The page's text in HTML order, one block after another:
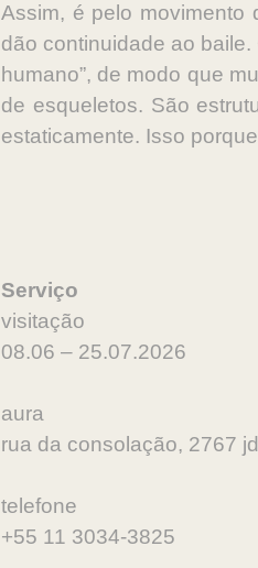
Assim, é pelo movimento
dão continuidade ao
humano”, de modo que
de esqueletos. São
estaticamente. Isso
Serviço
visitação
08.06 – 25.07.2026
aura
rua da consolação, 2767
telefone
+55 11 3034-3825